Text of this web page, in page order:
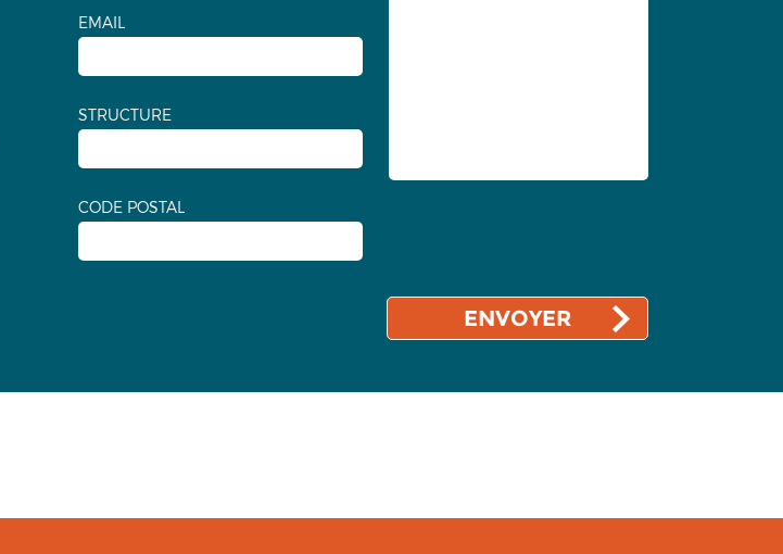
EMAIL
STRUCTURE
CODE POSTAL